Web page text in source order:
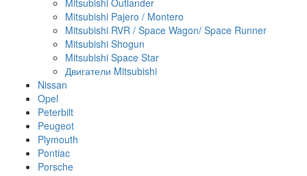
Mitsubishi Outlander
Mitsubishi Pajero / Montero
Mitsubishi RVR / Space Wagon/ Space Runner
Mitsubishi Shogun
Mitsubishi Space Star
Двигатели Mitsubishi
Nissan
Opel
Peterbilt
Peugeot
Plymouth
Pontiac
Porsche